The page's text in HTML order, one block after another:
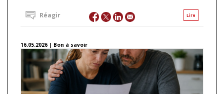
Lire
Réagir
16.05.2026 | Bon à savoir